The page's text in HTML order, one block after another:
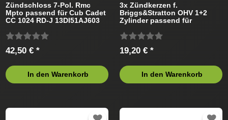
Zündschloss 7-Pol. Rmc
Mpto passend für Cub Cadet
CC 1024 RD-J 13DI51AJ603
42,50 € *
In den Warenkorb
3x Zündkerzen f.
Briggs&Stratton OHV 1+2
Zylinder passend für
19,20 € *
In den Warenkorb